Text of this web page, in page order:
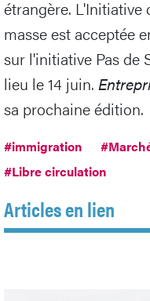
étrangère.
masse est acceptée
sur l'initiative Pas de
lieu le 14 juin.
sa prochaine édition.
#immigration
#Libre circulation
Articles en lien